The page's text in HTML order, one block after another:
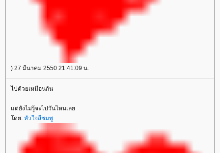
) 27 มีนาคม 2550 21:41:09 น.
ไปด้วยเหมือนกัน
ต่ยังไม่รู้จะไปวันไหนเล
ดย: หัวใจสีชมพู